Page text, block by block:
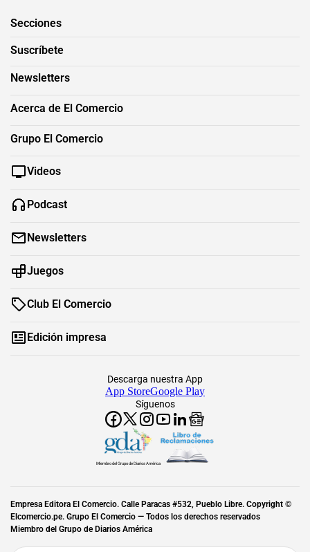
Secciones
Suscríbete
Newsletters
Acerca de El Comercio
Grupo El Comercio
Videos
Podcast
Newsletters
Juegos
Club El Comercio
Edición impresa
Síguenos
Descarga nuestra App
App StoreGoogle Play
Miembro del Grupo de Diarios América
Empresa Editora El Comercio. Calle Paracas #532, Pueblo Libre. Copyright ©
Elcomercio.pe. Grupo El Comercio — Todos los derechos reservados
Miembro del Grupo de Diarios América